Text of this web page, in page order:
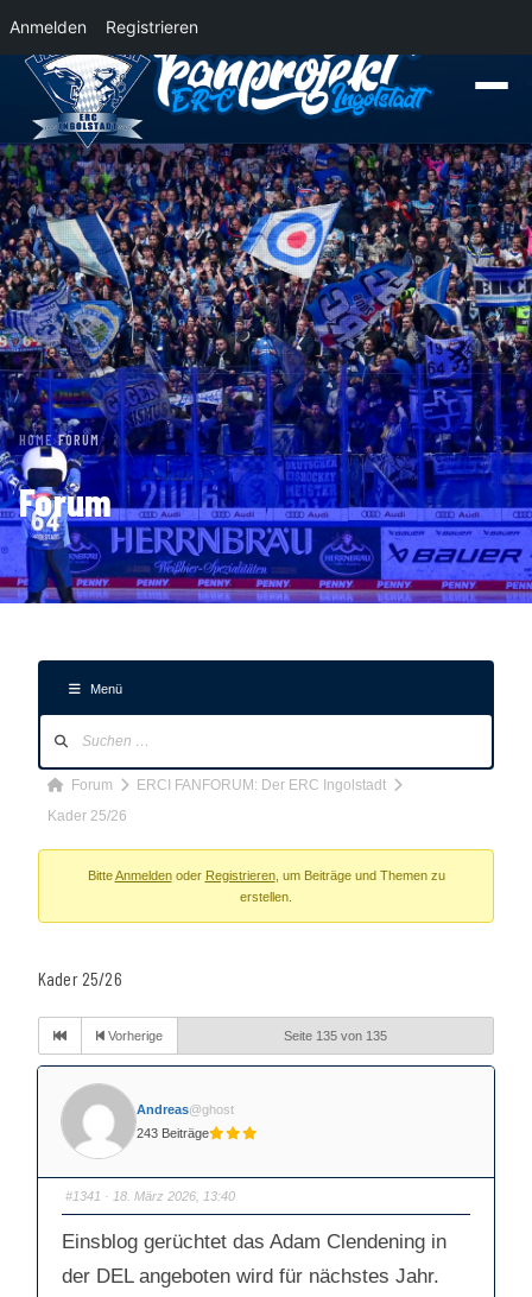
Anmelden Registrieren
NewsDer Panther Express 2026/2027 rollt nach Krefeld! Wohin rollt der
HOME›FORUM
Forum
Menü
Navigation
Forum-
Breadcrumbs
-
Forum
ERCI FANFORUM: Der ERC Ingolstadt
Kader 25/26
BitteAnmeldenoder Registrieren, um Beiträge und Themen zu
erstellen.
Kader 25/26
Vorherige Seite 135 von 135
Andreas@ghost
243 Beiträge
#1341 · 18. März 2026, 13:40
Einsblog gerüchtet das Adam Clendening in
der DEL angeboten wird für nächstes Jahr.